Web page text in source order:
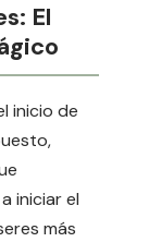
El
inicio de
iniciar el
más